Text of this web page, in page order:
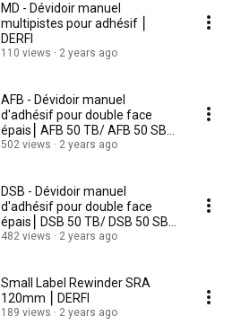
MD - Dévidoir manuel
multipistes pour adhésif ⎮
DERFI
110 views 2 years ago
AFB - Dévidoir manuel
d'adhésif pour double face
épais⎮ AFB 50 TB/ AFB 50 SB⎮
DERFI
502 views 2 years ago
DSB - Dévidoir manuel
d'adhésif pour double face
épais⎮ DSB 50 TB/ DSB 50 SB⎮
DERFI
482 views 2 years ago
Small Label Rewinder SRA
120mm ⎮ DERFI
189 views 2 years ago